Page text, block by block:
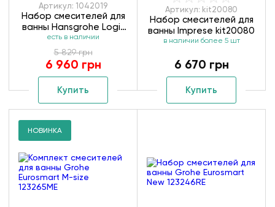
Артикул: 1042019
Набор смесителей для
ванны Hansgrohe Logis
Loop 1042019
есть в наличии
5 829 грн
6 960 грн
Купить
Артикул: kit20080
Набор смесителей для
ванны Imprese kit20080
в наличии более 5 шт
6 670 грн
Купить
НОВИНКА